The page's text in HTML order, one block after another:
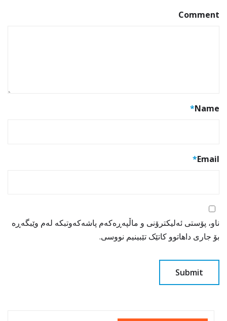
Comment
Name
*
Email
*
ناو، پۆستی ئەلیکترۆنی و ماڵپەڕەکەم پاشەکەوتبکە لەم وێبگەڕە
بۆ جاری داهاتوو کاتێک تێبینیم نووسی.